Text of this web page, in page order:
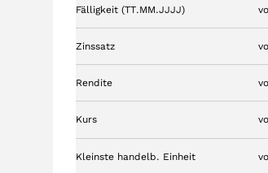
Fälligkeit (TT.MM.JJJJ)
Zinssatz
Rendite
Kurs
Kleinste handelb. Einheit